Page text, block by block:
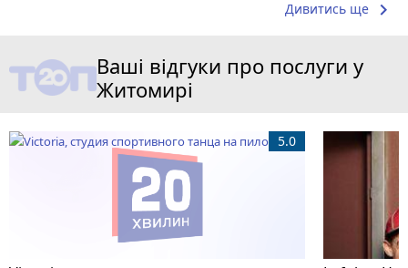
Дивитись ще keyboard_arrow_right
Ваші відгуки про послуги у
Житомирі
5.0